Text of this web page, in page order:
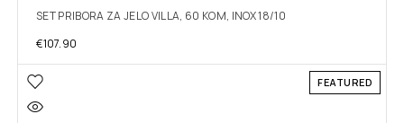
SET PRIBORA ZA JELO VILLA, 60 KOM, INOX 18/10
€107.90
FEATURED